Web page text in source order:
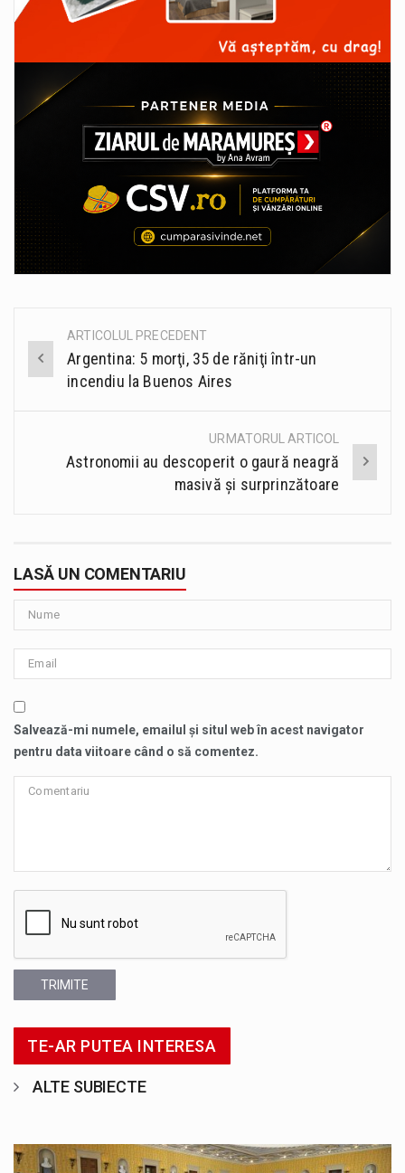
Post
navigation
ARTICOLUL PRECEDENT
Argentina: 5 morţi, 35 de răniţi într-un
incendiu la Buenos Aires
URMATORUL ARTICOL
Astronomii au descoperit o gaură neagră
masivă şi surprinzătoare
LASĂ UN COMENTARIU
Salvează-mi numele, emailul și situl web în acest navigator
pentru data viitoare când o să comentez.
TRIMITE
TE-AR PUTEA INTERESA
ALTE SUBIECTE